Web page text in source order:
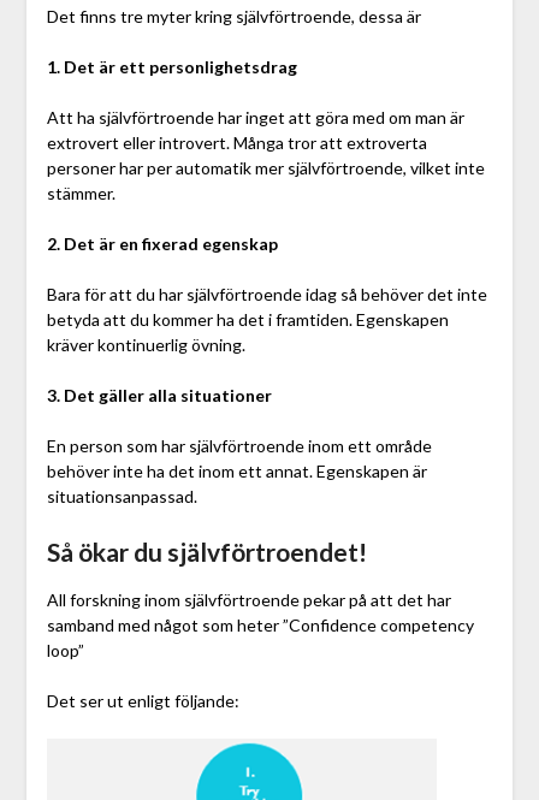
Det finns tre myter kring självförtroende, dessa är
1. Det är ett personlighetsdrag
Att ha självförtroende har inget att göra med om man är
extrovert eller introvert. Många tror att extroverta
personer har per automatik mer självförtroende, vilket inte
stämmer.
2. Det är en fixerad egenskap
Bara för att du har självförtroende idag så behöver det inte
betyda att du kommer ha det i framtiden. Egenskapen
kräver kontinuerlig övning.
3. Det gäller alla situationer
En person som har självförtroende inom ett område
behöver inte ha det inom ett annat. Egenskapen är
situationsanpassad.
Så ökar du självförtroendet!
All forskning inom självförtroende pekar på att det har
samband med något som heter ”Confidence competency
loop”
Det ser ut enligt följande: